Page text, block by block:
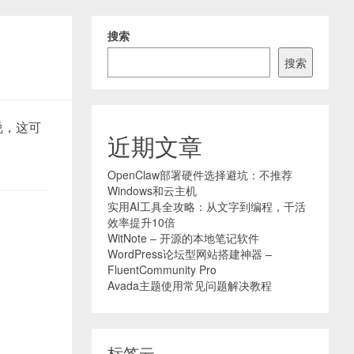
这可
搜索
搜索
近期文章
OpenClaw部署硬件选择避坑：不推荐
Windows和云主机
实用AI工具全攻略：从文字到编程，干活
效率提升10倍
WitNote – 开源的本地笔记软件
WordPress论坛型网站搭建神器 –
FluentCommunity Pro
Avada主题使用常见问题解决教程